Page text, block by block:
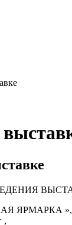
ЯРМАРКА »,
,